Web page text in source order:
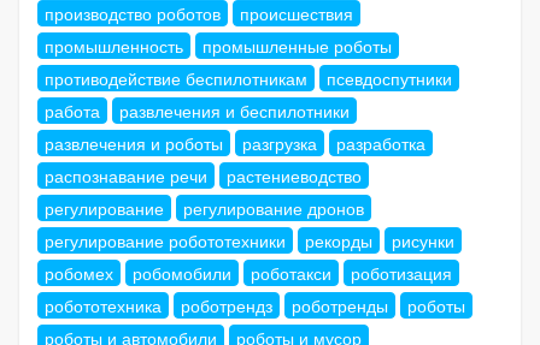
производство роботов
происшествия
промышленность
промышленные роботы
противодействие беспилотникам
псевдоспутники
работа
развлечения и беспилотники
развлечения и роботы
разгрузка
разработка
распознавание речи
растениеводство
регулирование
регулирование дронов
регулирование робототехники
рекорды
рисунки
робомех
робомобили роботакси
роботизация
робототехника
роботрендз роботренды
роботы
роботы и автомобили
роботы и мусор